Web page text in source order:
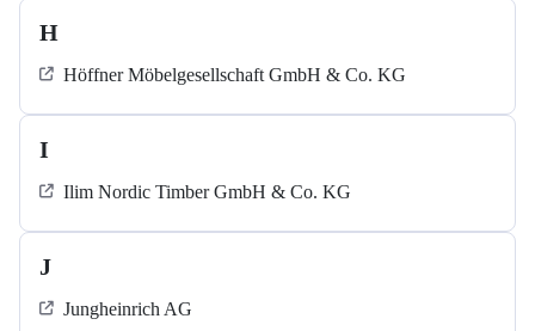
H
Höffner Möbelgesellschaft GmbH & Co. KG
I
Ilim Nordic Timber GmbH & Co. KG
J
Jungheinrich AG